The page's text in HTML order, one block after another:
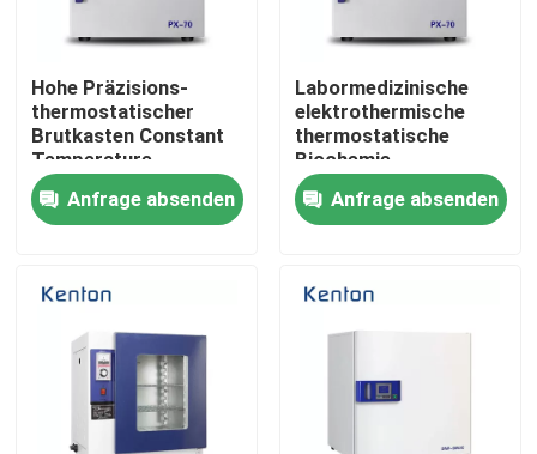
Industrieller Trockenofen
Thermostatischer Brutkasten
Abkühlender Brutkasten
Temperatur-Feuchtigkeits-Kammer
Klimakammer
Hohe Präzisions-
thermostatischer
Brutkasten Constant
Temperature
Lncubator For
Laboratory
Anfrage absenden
Labormedizinische
elektrothermische
thermostatische
Biochemie-
Brutkasten-
Hochleistung
Anfrage absenden